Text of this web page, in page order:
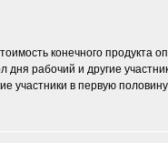
конечного продукта
дня рабочий и другие
участники в первую